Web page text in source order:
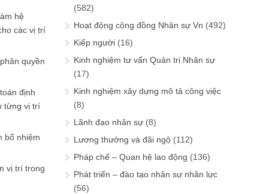
hệ
các vị trí
quyền
định
từng vị trí
bổ nhiệm
vị trí trong
(582)
Hoạt động cộng đồng Nhân sự Vn (492)
Kiếp người (16)
Kinh nghiệm tư vấn Quản trị Nhân sự
(17)
Kinh nghiệm xây dựng mô tả công việc
(8)
Lãnh đạo nhân sự (8)
Lương thưởng và đãi ngộ (112)
Pháp chế – Quan hệ lao động (136)
Phát triển – đào tạo nhân sự nhân lực
(56)